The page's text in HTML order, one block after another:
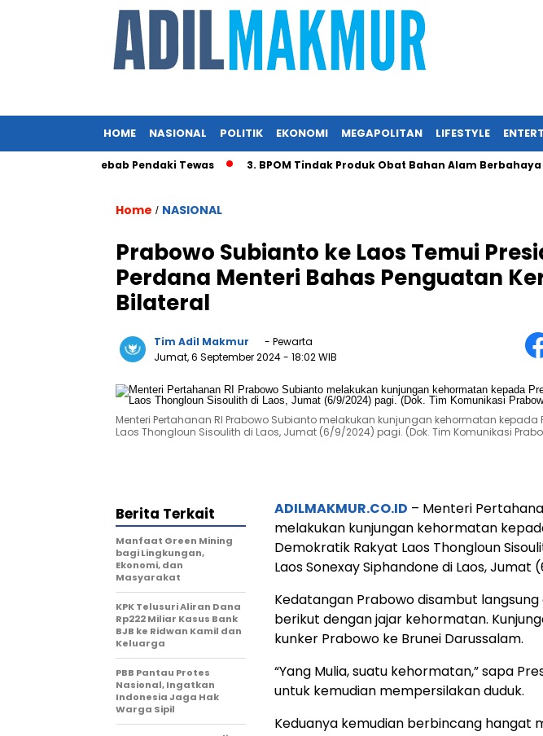
HOME NASIONAL POLITIK EKONOMI MEGAPOLITAN LIFESTYLE
Jadi Penyebab Pendaki Tewas 3. BPOM Tindak Produk Obat Bahan Alam Berbahaya di
Home / NASIONAL
Prabowo Subianto ke Laos Temui
Perdana Menteri Bahas Penguatan
Bilateral
Tim Adil Makmur
- Pewarta
Jumat, 6 September 2024- 18:02 WIB
Menteri Pertahanan RI Prabowo Subianto melakukan kunjungan kehormatan kepada
Laos Thongloun Sisoulith di Laos, Jumat (6/9/2024) pagi. (Dok. Tim Komunikasi
ADILMAKMUR.CO.ID – Menteri
melakukan kunjungan kehormatan
Demokratik Rakyat Laos Thongloun
Laos Sonexay Siphandone di Laos,
Kedatangan Prabowo disambut langsung
berikut dengan jajar kehormatan.
kunker Prabowo ke Brunei Darussalam.
“Yang Mulia, suatu kehormatan,” sapa
untuk kemudian mempersilakan duduk.
Keduanya kemudian berbincang hangat
Berita Terkait
Manfaat Green Mining
bagi Lingkungan,
Ekonomi, dan
Masyarakat
KPK Telusuri Aliran Dana
Rp222 Miliar Kasus Bank
BJB ke Ridwan Kamil dan
Keluarga
PBB Pantau Protes
Nasional, Ingatkan
Indonesia Jaga Hak
Warga Sipil